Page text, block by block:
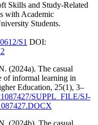
Skills and Study-Related
with Academic
Students.
S1 DOI:
(2024a). The casual
of informal learning in
Education, 25(1), 3–
SUPPL_FILE/SJ-